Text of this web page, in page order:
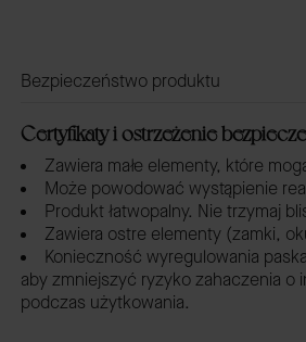
Bezpieczeństwo produktu
Certyfikaty i ostrzeżenie
Zawiera małe elementy, które
Może powodować wystąpienie
Produkt łatwopalny. Nie trzymaj
Zawiera ostre elementy (zamki,
Konieczność wyregulowania
aby zmniejszyć ryzyko zahaczenia o
podczas użytkowania.